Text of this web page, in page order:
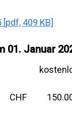
409 KB]
01. Januar